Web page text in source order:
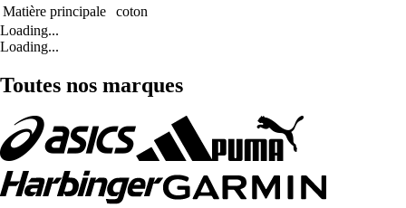
Matière principale
coton
Loading...
Loading...
Toutes nos marques